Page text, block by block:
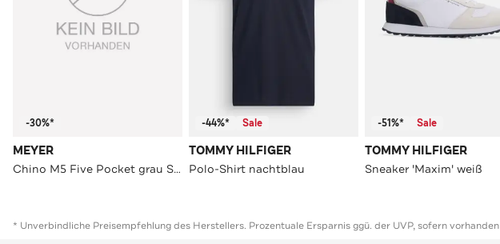
-30%*
MEYER
Chino M5 Five Pocket grau Straight
-44%* Sale
TOMMY HILFIGER
Polo-Shirt nachtblau
-51%* Sale
TOMMY HILFIGER
Sneaker 'Maxim' weiß
* Unverbindliche Preisempfehlung des Herstellers. Prozentuale Ersparnis ggü. der UVP, sofern vorhanden